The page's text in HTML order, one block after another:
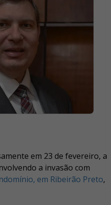
em 23 de fevereiro, a
a invasão com
em Ribeirão Preto,